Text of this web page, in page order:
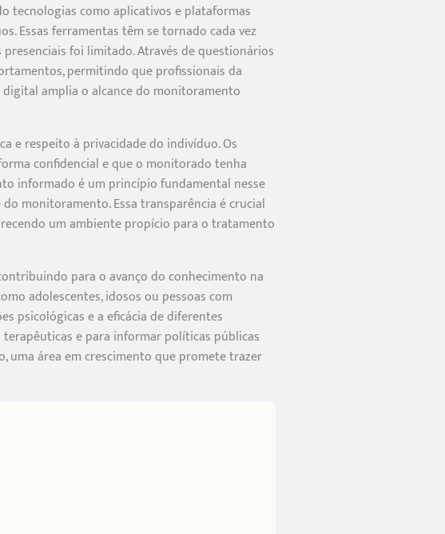
tecnologias como aplicativos e plataformas
Essas ferramentas têm se tornado cada vez
foi limitado. Através de questionários
permitindo que profissionais da
digital amplia o alcance do monitoramento
e respeito à privacidade do indivíduo. Os
confidencial e que o monitorado tenha
informado é um princípio fundamental nesse
monitoramento. Essa transparência é crucial
um ambiente propício para o tratamento
para o avanço do conhecimento na
adolescentes, idosos ou pessoas com
psicológicas e a eficácia de diferentes
e para informar políticas públicas
uma área em crescimento que promete trazer